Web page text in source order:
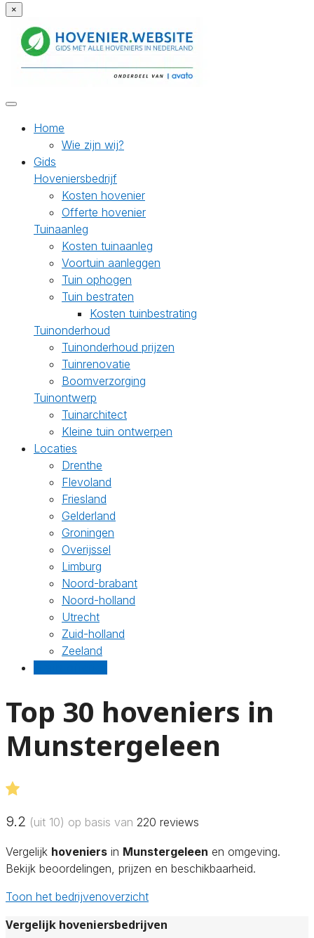
×
Home
Wie zijn wij?
Gids
Hoveniersbedrijf
Kosten hovenier
Offerte hovenier
Tuinaanleg
Kosten tuinaanleg
Voortuin aanleggen
Tuin ophogen
Tuin bestraten
Kosten tuinbestrating
Tuinonderhoud
Tuinonderhoud prijzen
Tuinrenovatie
Boomverzorging
Tuinontwerp
Tuinarchitect
Kleine tuin ontwerpen
Locaties
Drenthe
Flevoland
Friesland
Gelderland
Groningen
Overijssel
Limburg
Noord-brabant
Noord-holland
Utrecht
Zuid-holland
Zeeland
Top 30 hoveniers in
Munstergeleen
9.2 (uit 10) op basis van 220 reviews
Vergelijk hoveniers in Munstergeleen en omgeving.
Bekijk beoordelingen, prijzen en beschikbaarheid.
Toon het bedrijvenoverzicht
Vergelijk hoveniersbedrijven